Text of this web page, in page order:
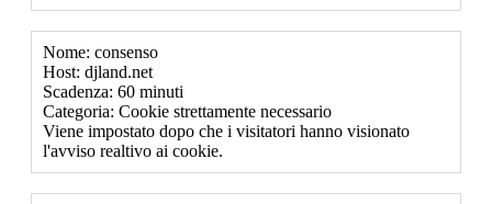
Nome: consenso
Host: djland.net
Scadenza: 60 minuti
Categoria: Cookie strettamente necessario
Viene impostato dopo che i visitatori hanno visionato
l'avviso realtivo ai cookie.